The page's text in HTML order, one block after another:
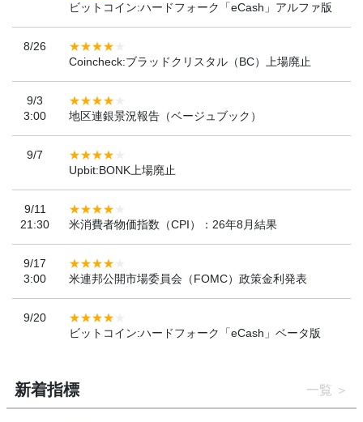
ビットコイン:ハードフォーク「eCash」アルファ版
8/26
Coincheck:ブラッドクリスタル（BC）上場廃止
9/3
3:00
地区連銀景況報告（ベージュブック）
9/7
Upbit:BONK上場廃止
9/11
21:30
米消費者物価指数（CPI）：26年8月結果
9/17
3:00
米連邦公開市場委員会（FOMC）政策金利発表
9/20
ビットコイン:ハードフォーク「eCash」ベータ版
新着指標 一覧